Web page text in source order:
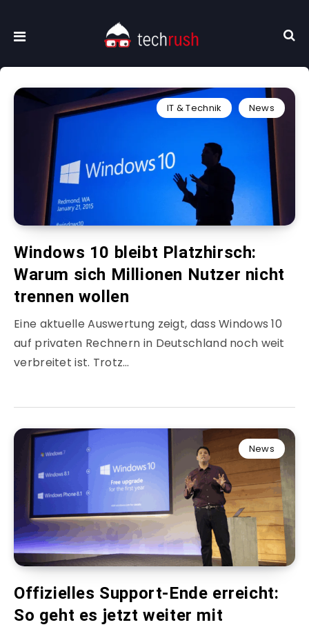
IT & Technik News
Windows 10 bleibt Platzhirsch:
Warum sich Millionen Nutzer nicht
trennen wollen
Eine aktuelle Auswertung zeigt, dass Windows 10
auf privaten Rechnern in Deutschland noch weit
verbreitet ist. Trotz…
News
Offizielles Support-Ende erreicht:
So geht es jetzt weiter mit